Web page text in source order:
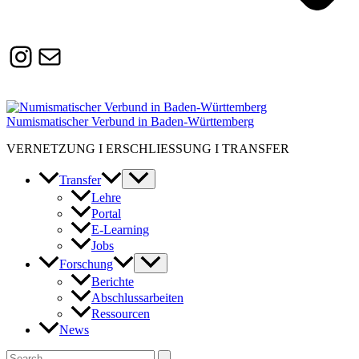
Instagram
Susanne.Boerner@zaw.uni-
heidelberg.de
Numismatischer Verbund in Baden-Württemberg
VERNETZUNG I ERSCHLIESSUNG I TRANSFER
Transfer
Lehre
Portal
E-Learning
Jobs
Forschung
Berichte
Abschlussarbeiten
Ressourcen
News